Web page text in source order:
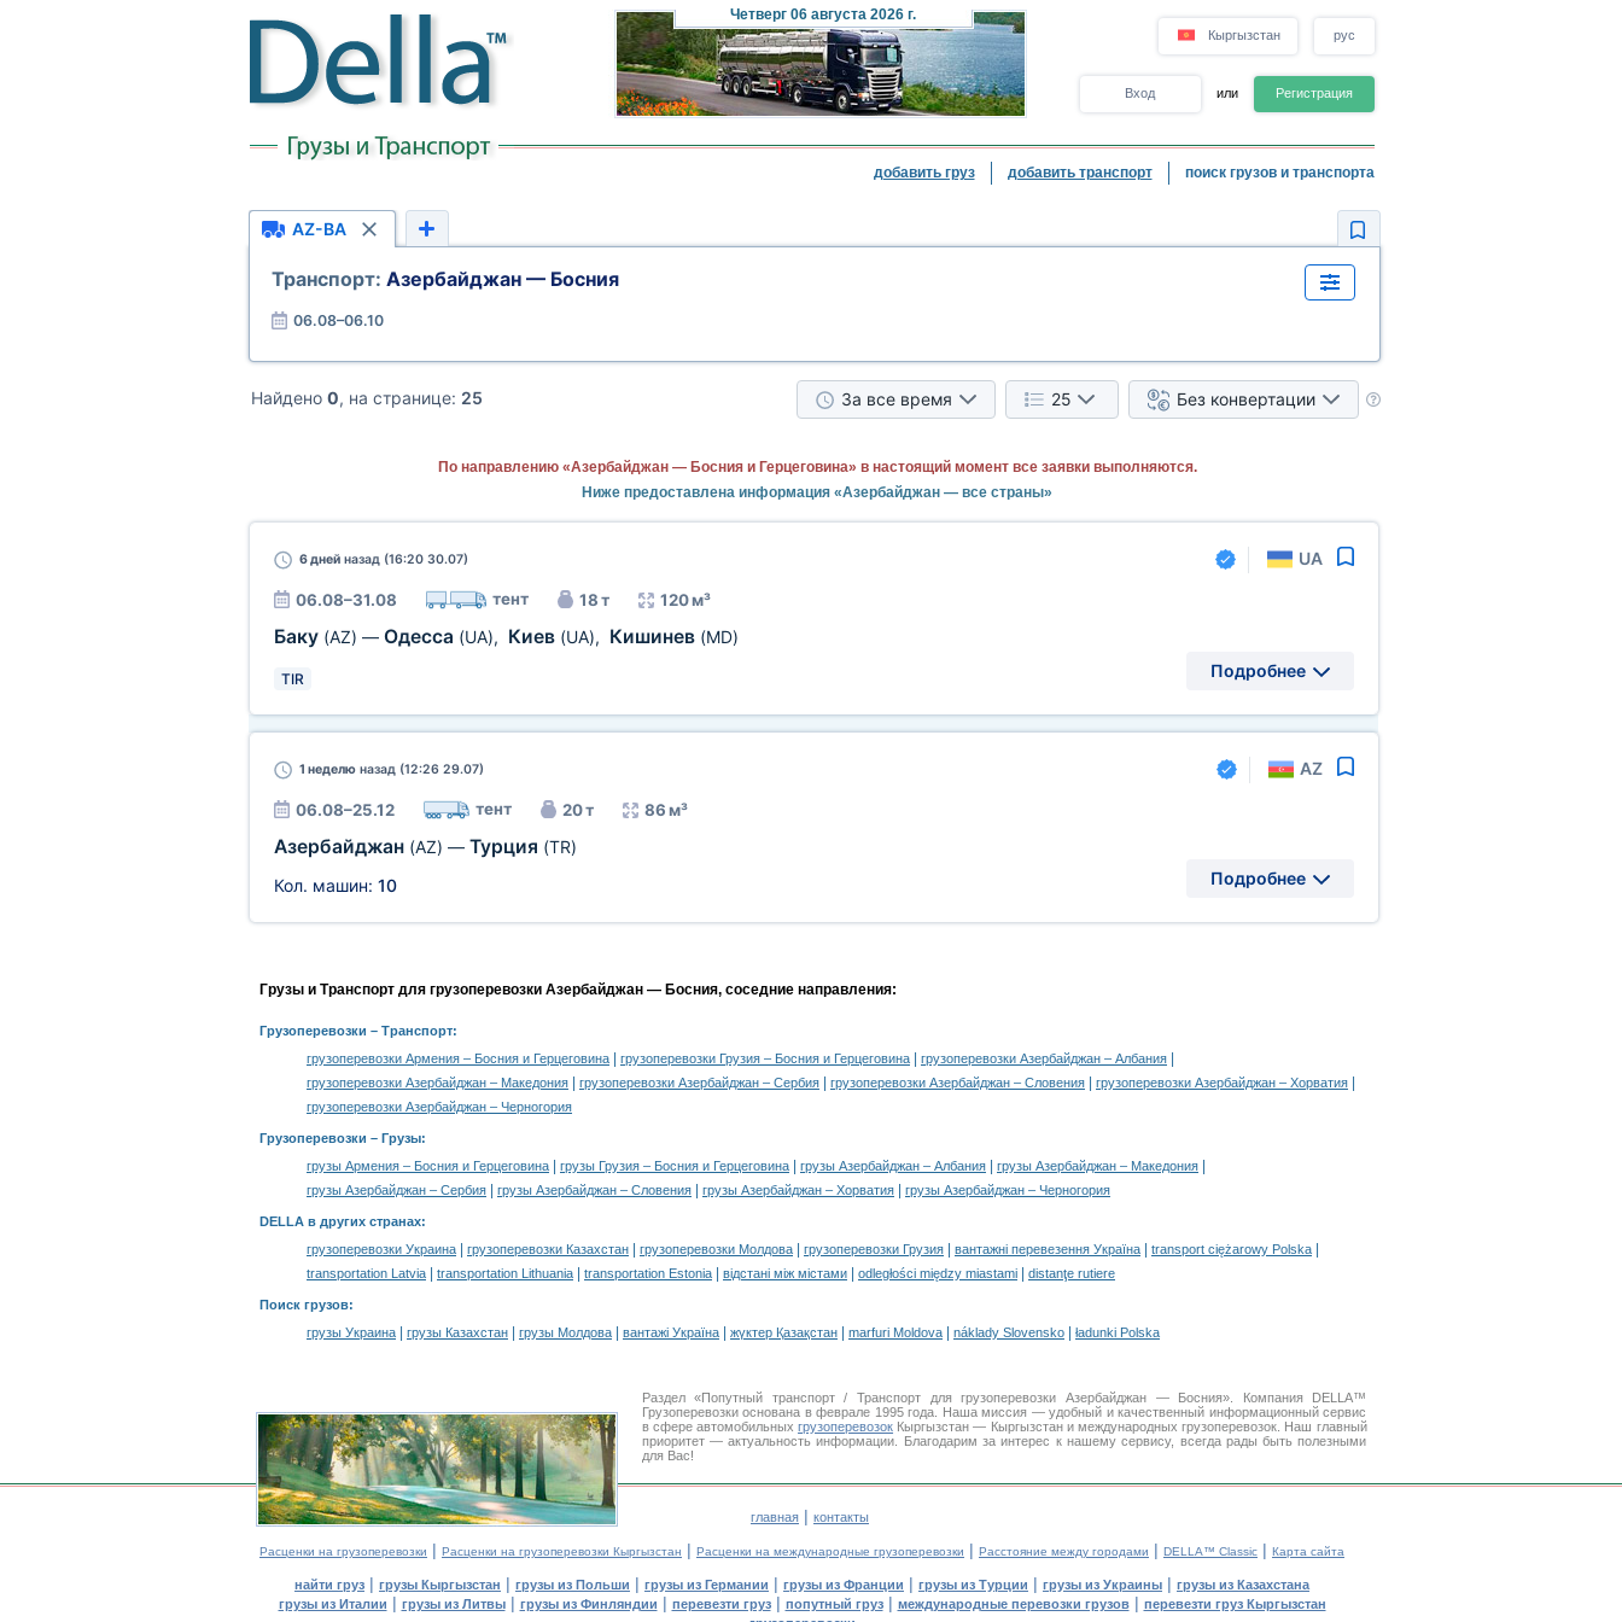
Четверг 06 августа 2026 г.
Кыргызстан рус
Вход или Регистрация
добавить груз добавить транспорт поиск грузов и транспорта
AZ-BA
Транспорт: Азербайджан — Босния
06.08–06.10
Найдено 0, на странице: 25 За все время 25 Без конвертации
По направлению «Азербайджан — Босния и Герцеговина» в настоящий момент все заявки выполняются.
Ниже предоставлена информация «Азербайджан — все страны»
6 днейназад (16:20 30.07) UA
06.08–31.08 тент 18 т 120 м³
Баку (AZ) — Одесса (UA), Киев (UA), Кишинев (MD)
TIR Подробнее
1 неделюназад (12:26 29.07) AZ
06.08–25.12 тент 20 т 86 м³
Азербайджан (AZ) — Турция (TR)
Кол. машин: 10 Подробнее
Грузы и Транспорт для грузоперевозки Азербайджан — Босния, соседние направления:
Грузоперевозки – Транспорт:
грузоперевозки Армения – Босния и Герцеговина
грузоперевозки Грузия – Босния и Герцеговина грузоперевозки Азербайджан – Албания
грузоперевозки Азербайджан – Македония грузоперевозки Азербайджан – Сербия грузоперевозки Азербайджан – Словения грузоперевозки Азербайджан – Хорватия
грузоперевозки Азербайджан – Черногория
Грузоперевозки – Грузы:
грузы Армения – Босния и Герцеговина
грузы Грузия – Босния и Герцеговина грузы Азербайджан – Албания грузы Азербайджан – Македония
грузы Азербайджан – Сербия грузы Азербайджан – Словения грузы Азербайджан – Хорватия грузы Азербайджан – Черногория
DELLA в других странах:
грузоперевозки Украина
грузоперевозки Казахстан грузоперевозки Молдова грузоперевозки Грузия вантажні перевезення Україна transport ciężarowy Polska
transportation Latvia transportation Lithuania transportation Estonia відстані між містами odległości między miastami distanţe rutiere
Поиск грузов:
грузы Украина
грузы Казахстан грузы Молдова вантажі Україна жүктер Қазақстан marfuri Moldova náklady Slovensko ładunki Polska
Раздел «Попутный транспорт / Транспорт для грузоперевозки Азербайджан — Босния». Компания DELLA™
Грузоперевозки основана в феврале 1995 года. Наша миссия — удобный и качественный информационный сервис
в сфере автомобильныхгрузоперевозок Кыргызстан — Кыргызстан и международных грузоперевозок. Наш главный
приоритет — актуальность информации. Благодарим за интерес к нашему сервису, всегда рады быть полезными
для Вас!
главная | контакты
Расценки на грузоперевозки | Расценки на грузоперевозки Кыргызстан | Расценки на международные грузоперевозки | Расстояние между городами | DELLA™ Classic | Карта сайта
найти груз | грузы Кыргызстан | грузы из Польши | грузы из Германии | грузы из Франции | грузы из Турции | грузы из Украины | грузы из Казахстана
грузы из Италии | грузы из Литвы| грузы из Финляндии | перевезти груз| попутный груз| международные перевозки грузов| перевезти груз Кыргызстан